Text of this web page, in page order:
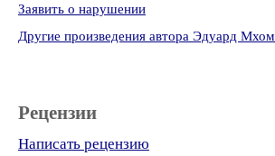
Заявить о нарушении
Другие произведения автора Эдуард Мхом
Рецензии
Написать рецензию